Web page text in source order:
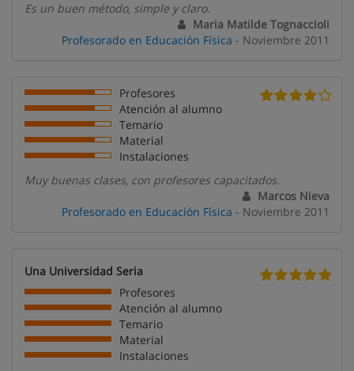
Es un buen método, simple y claro.
Maria Matilde Tognaccioli
Profesorado en Educación Física - Noviembre 2011
Profesores
Atención al alumno
Temario
Material
Instalaciones
Muy buenas clases, con profesores capacitados.
Marcos Nieva
Profesorado en Educación Física - Noviembre 2011
Una Universidad Seria
Profesores
Atención al alumno
Temario
Material
Instalaciones